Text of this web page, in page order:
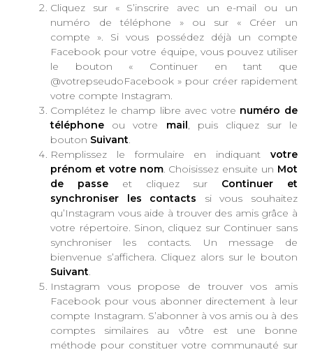
Cliquez sur « S’inscrire avec un e-mail ou un
numéro de téléphone » ou sur « Créer un
compte ». Si vous possédez déjà un compte
Facebook pour votre équipe, vous pouvez utiliser
le bouton « Continuer en tant que
@votrepseudoFacebook » pour créer rapidement
votre compte Instagram.
Complétez le champ libre avec votre numéro de
téléphone ou votre mail, puis cliquez sur le
bouton Suivant.
Remplissez le formulaire en indiquant votre
prénom et votre nom. Choisissez ensuite un Mot
de passe
et cliquez sur Continuer et
synchroniser les contacts si vous souhaitez
qu’Instagram vous aide à trouver des amis grâce à
votre répertoire. Sinon, cliquez sur Continuer sans
synchroniser les contacts. Un message de
bienvenue s’affichera. Cliquez alors sur le bouton
Suivant.
Instagram vous propose de trouver vos amis
Facebook pour vous abonner directement à leur
compte Instagram. S’abonner à vos amis ou à des
comptes similaires au vôtre est une bonne
méthode pour constituer votre communauté sur